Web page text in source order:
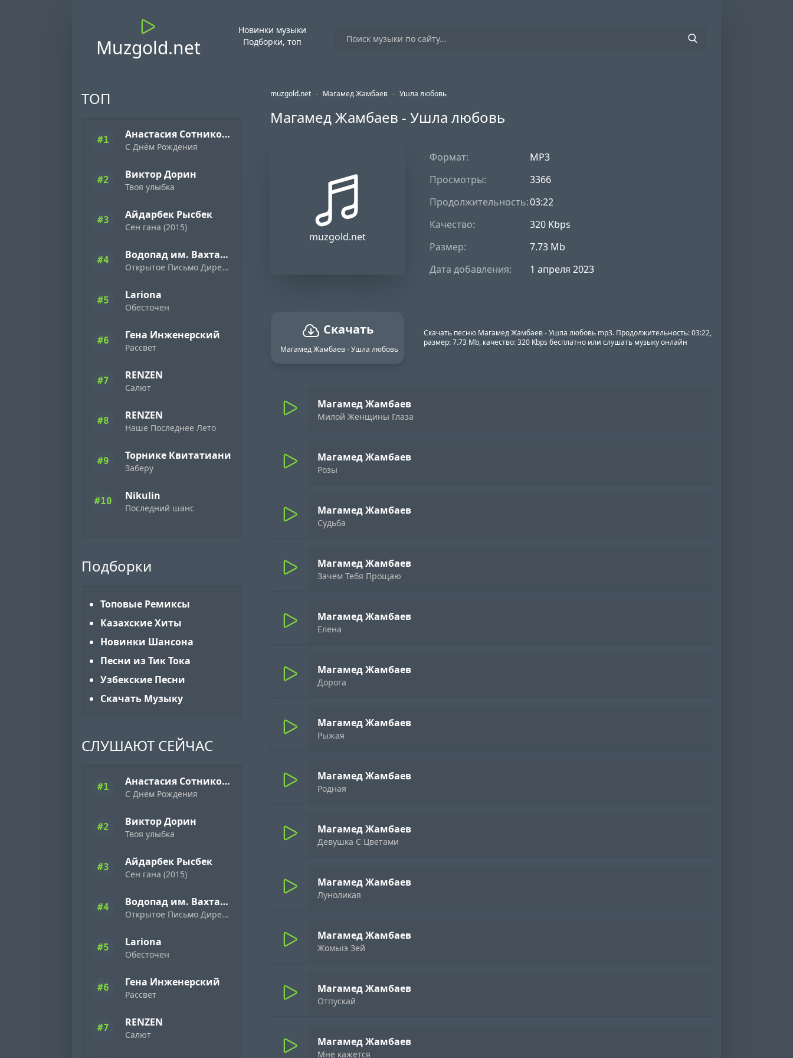
Muzgold.net
Новинки музыки
Подборки, топ
ТОП
#1 Анастасия Сотникова
С Днём Рождения
#2 Виктор Дорин
Твоя улыбка
#3 Айдарбек Рысбек
Сен гана (2015)
#4 Водопад им. Вахтанга Кикабидзе
Открытое Письмо Директору Фирмы «Ямаха» ( 1989 )
#5 Lariona
Обесточен
#6 Гена Инженерский
Рассвет
#7 RENZEN
Салют
#8 RENZEN
Наше Последнее Лето
#9 Торнике Квитатиани
Заберу
#10 Nikulin
Последний шанс
Подборки
Топовые Ремиксы
Казахские Хиты
Новинки Шансона
Песни из Тик Тока
Узбекские Песни
Скачать Музыку
СЛУШАЮТ СЕЙЧАС
#1 Анастасия Сотникова
С Днём Рождения
#2 Виктор Дорин
Твоя улыбка
#3 Айдарбек Рысбек
Сен гана (2015)
#4 Водопад им. Вахтанга Кикабидзе
Открытое Письмо Директору Фирмы «Ямаха» ( 1989 )
#5 Lariona
Обесточен
#6 Гена Инженерский
Рассвет
#7 RENZEN
Салют
muzgold.net - Магамед Жамбаев - Ушла любовь
Магамед Жамбаев - Ушла любовь
muzgold.net
Формат:
MP3
Просмотры:
3366
Продолжительность:03:22
Качество:
320 Kbps
Размер:
7.73 Mb
Дата добавления:
1 апреля 2023
Скачать
Магамед Жамбаев - Ушла любовь
Скачать песню Магамед Жамбаев - Ушла любовь mp3. Продолжительность: 03:22,
размер: 7.73 Mb, качество: 320 Kbps бесплатно или слушать музыку онлайн
Магамед Жамбаев
Милой Женщины Глаза
Магамед Жамбаев
Розы
Магамед Жамбаев
Судьба
Магамед Жамбаев
Зачем Тебя Прощаю
Магамед Жамбаев
Елена
Магамед Жамбаев
Дорога
Магамед Жамбаев
Рыжая
Магамед Жамбаев
Родная
Магамед Жамбаев
Девушка С Цветами
Магамед Жамбаев
Луноликая
Магамед Жамбаев
Жомыiэ Зей
Магамед Жамбаев
Отпускай
Магамед Жамбаев
Мне кажется